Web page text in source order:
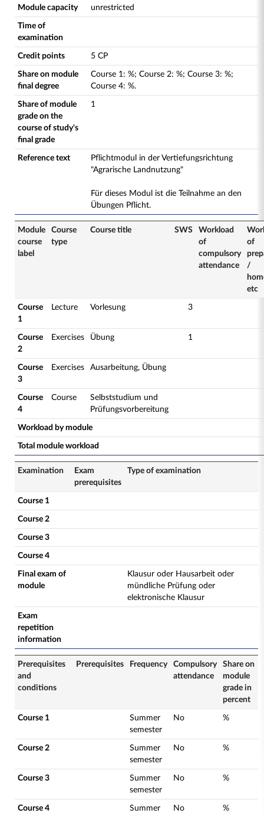
Module capacity unrestricted
Time of
examination
Credit points 5 CP
Share on module
final degree
Course 1: %; Course 2: %; Course 3: %;
Course 4: %.
Share of module
grade on the
course of study's
final grade
1
Reference text
Pflichtmodul in der Vertiefungsrichtung
"Agrarische Landnutzung"
Für dieses Modul ist die Teilnahme an den
Übungen Pflicht.
Module
course
label
Course
type
Course title SWS
Workload
of
compulsory
attendance
of
/
etc
Course
1
Lecture Vorlesung 3
Course
2
Exercises Übung 1
Course
3
Exercises Ausarbeitung, Übung
Course
4
Course
Selbststudium und
Prüfungsvorbereitung
Workload by module
Total module workload
Examination
Exam
prerequisites
Type of examination
Course 1
Course 2
Course 3
Course 4
Final exam of
module
Klausur oder Hausarbeit oder
mündliche Prüfung oder
elektronische Klausur
Exam
repetition
information
Prerequisites
and
conditions
Prerequisites Frequency
Compulsory
attendance
Share on
module
grade in
percent
Course 1
Summer
semester
No %
Course 2
Summer
semester
No %
Course 3
Summer
semester
No %
Course 4 Summer No %